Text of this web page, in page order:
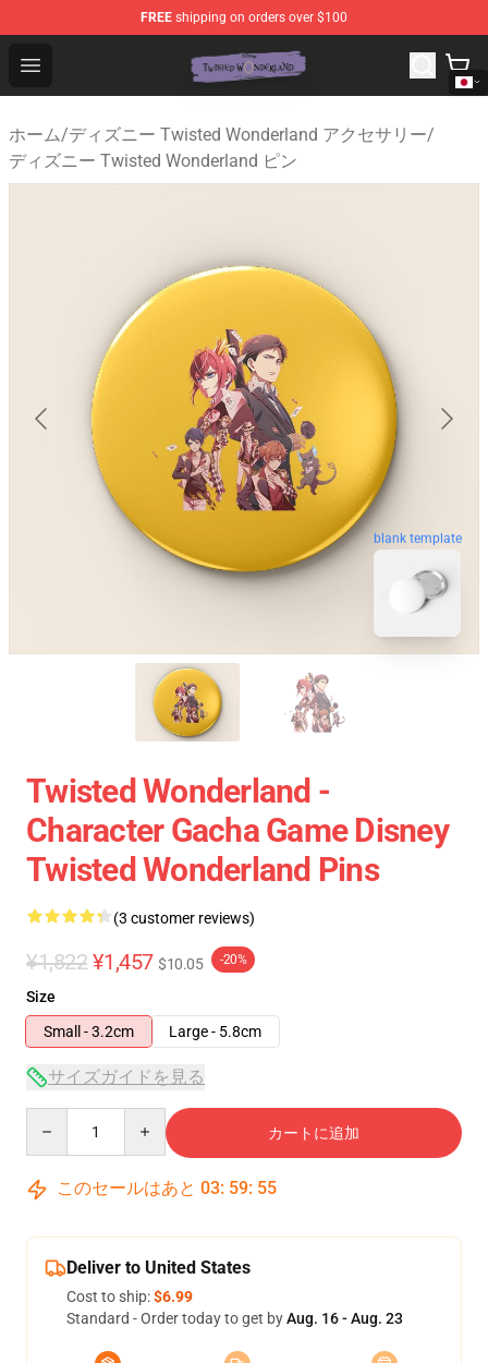
FREE shipping on orders over $100
Open menu
Twisted Wonderland Store - Official Twisted
ホーム/ディズニー Twisted Wonderland アクセサリー/
ディズニー Twisted Wonderland ピン
blank template
Twisted Wonderland -
Character Gacha Game Disney
Twisted Wonderland Pins
(3 customer reviews)
¥1,822 ¥1,457 $10.05 -20%
Size
Small - 3.2cm
Large - 5.8cm
サイズガイドを見る
カートに追加
このセールはあと 03: 59: 54
Deliver to United States
Cost to ship:$6.99
Standard - Order today to get byAug. 16 - Aug. 23